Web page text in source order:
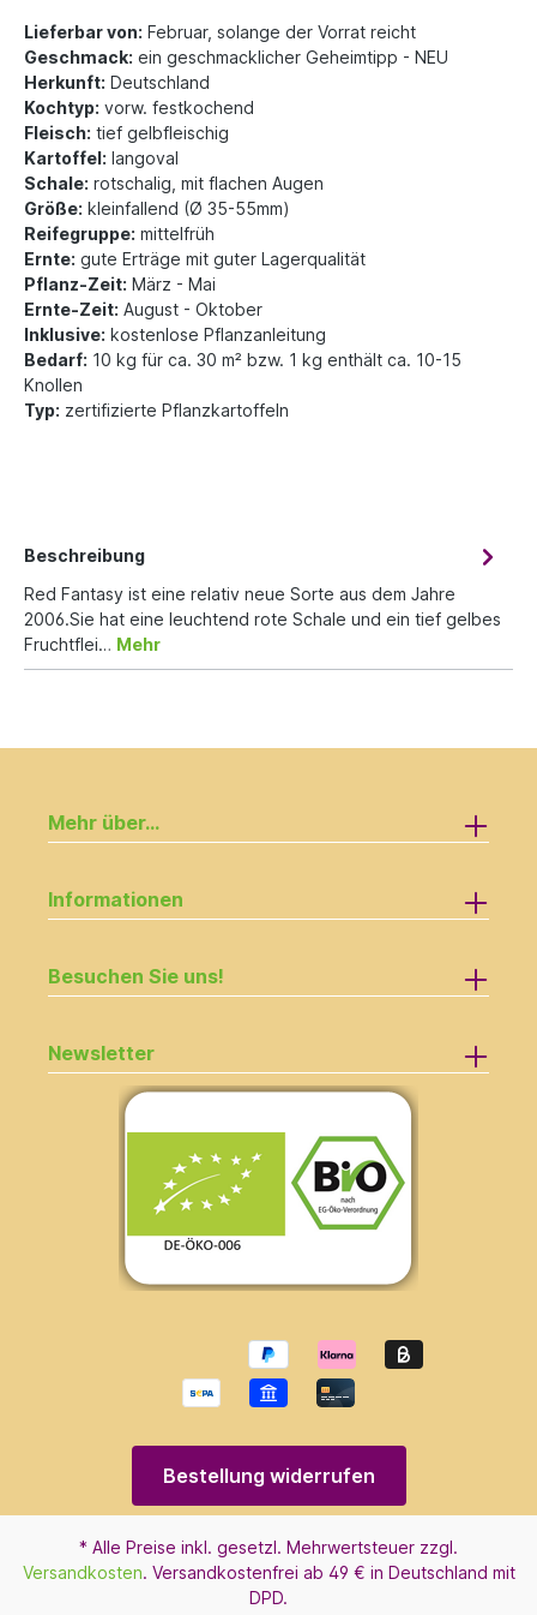
Lieferbar von: Februar, solange der Vorrat reicht
Geschmack: ein geschmacklicher Geheimtipp - NEU
Herkunft: Deutschland
Kochtyp: vorw. festkochend
Fleisch: tief gelbfleischig
Kartoffel: langoval
Schale: rotschalig, mit flachen Augen
Größe: kleinfallend (Ø 35-55mm)
Reifegruppe: mittelfrüh
Ernte: gute Erträge mit guter Lagerqualität
Pflanz-Zeit: März - Mai
Ernte-Zeit: August - Oktober
Inklusive: kostenlose Pflanzanleitung
Bedarf: 10 kg für ca. 30 m² bzw. 1 kg enthält ca. 10-15
Knollen
Typ: zertifizierte Pflanzkartoffeln
Beschreibung
Red Fantasy ist eine relativ neue Sorte aus dem Jahre
2006.Sie hat eine leuchtend rote Schale und ein tief gelbes
Fruchtflei… Mehr
Mehr über...
Informationen
Besuchen Sie uns!
Newsletter
Bestellung widerrufen
* Alle Preise inkl. gesetzl. Mehrwertsteuer zzgl.
Versandkosten. Versandkostenfrei ab 49 € in Deutschland mit
DPD.